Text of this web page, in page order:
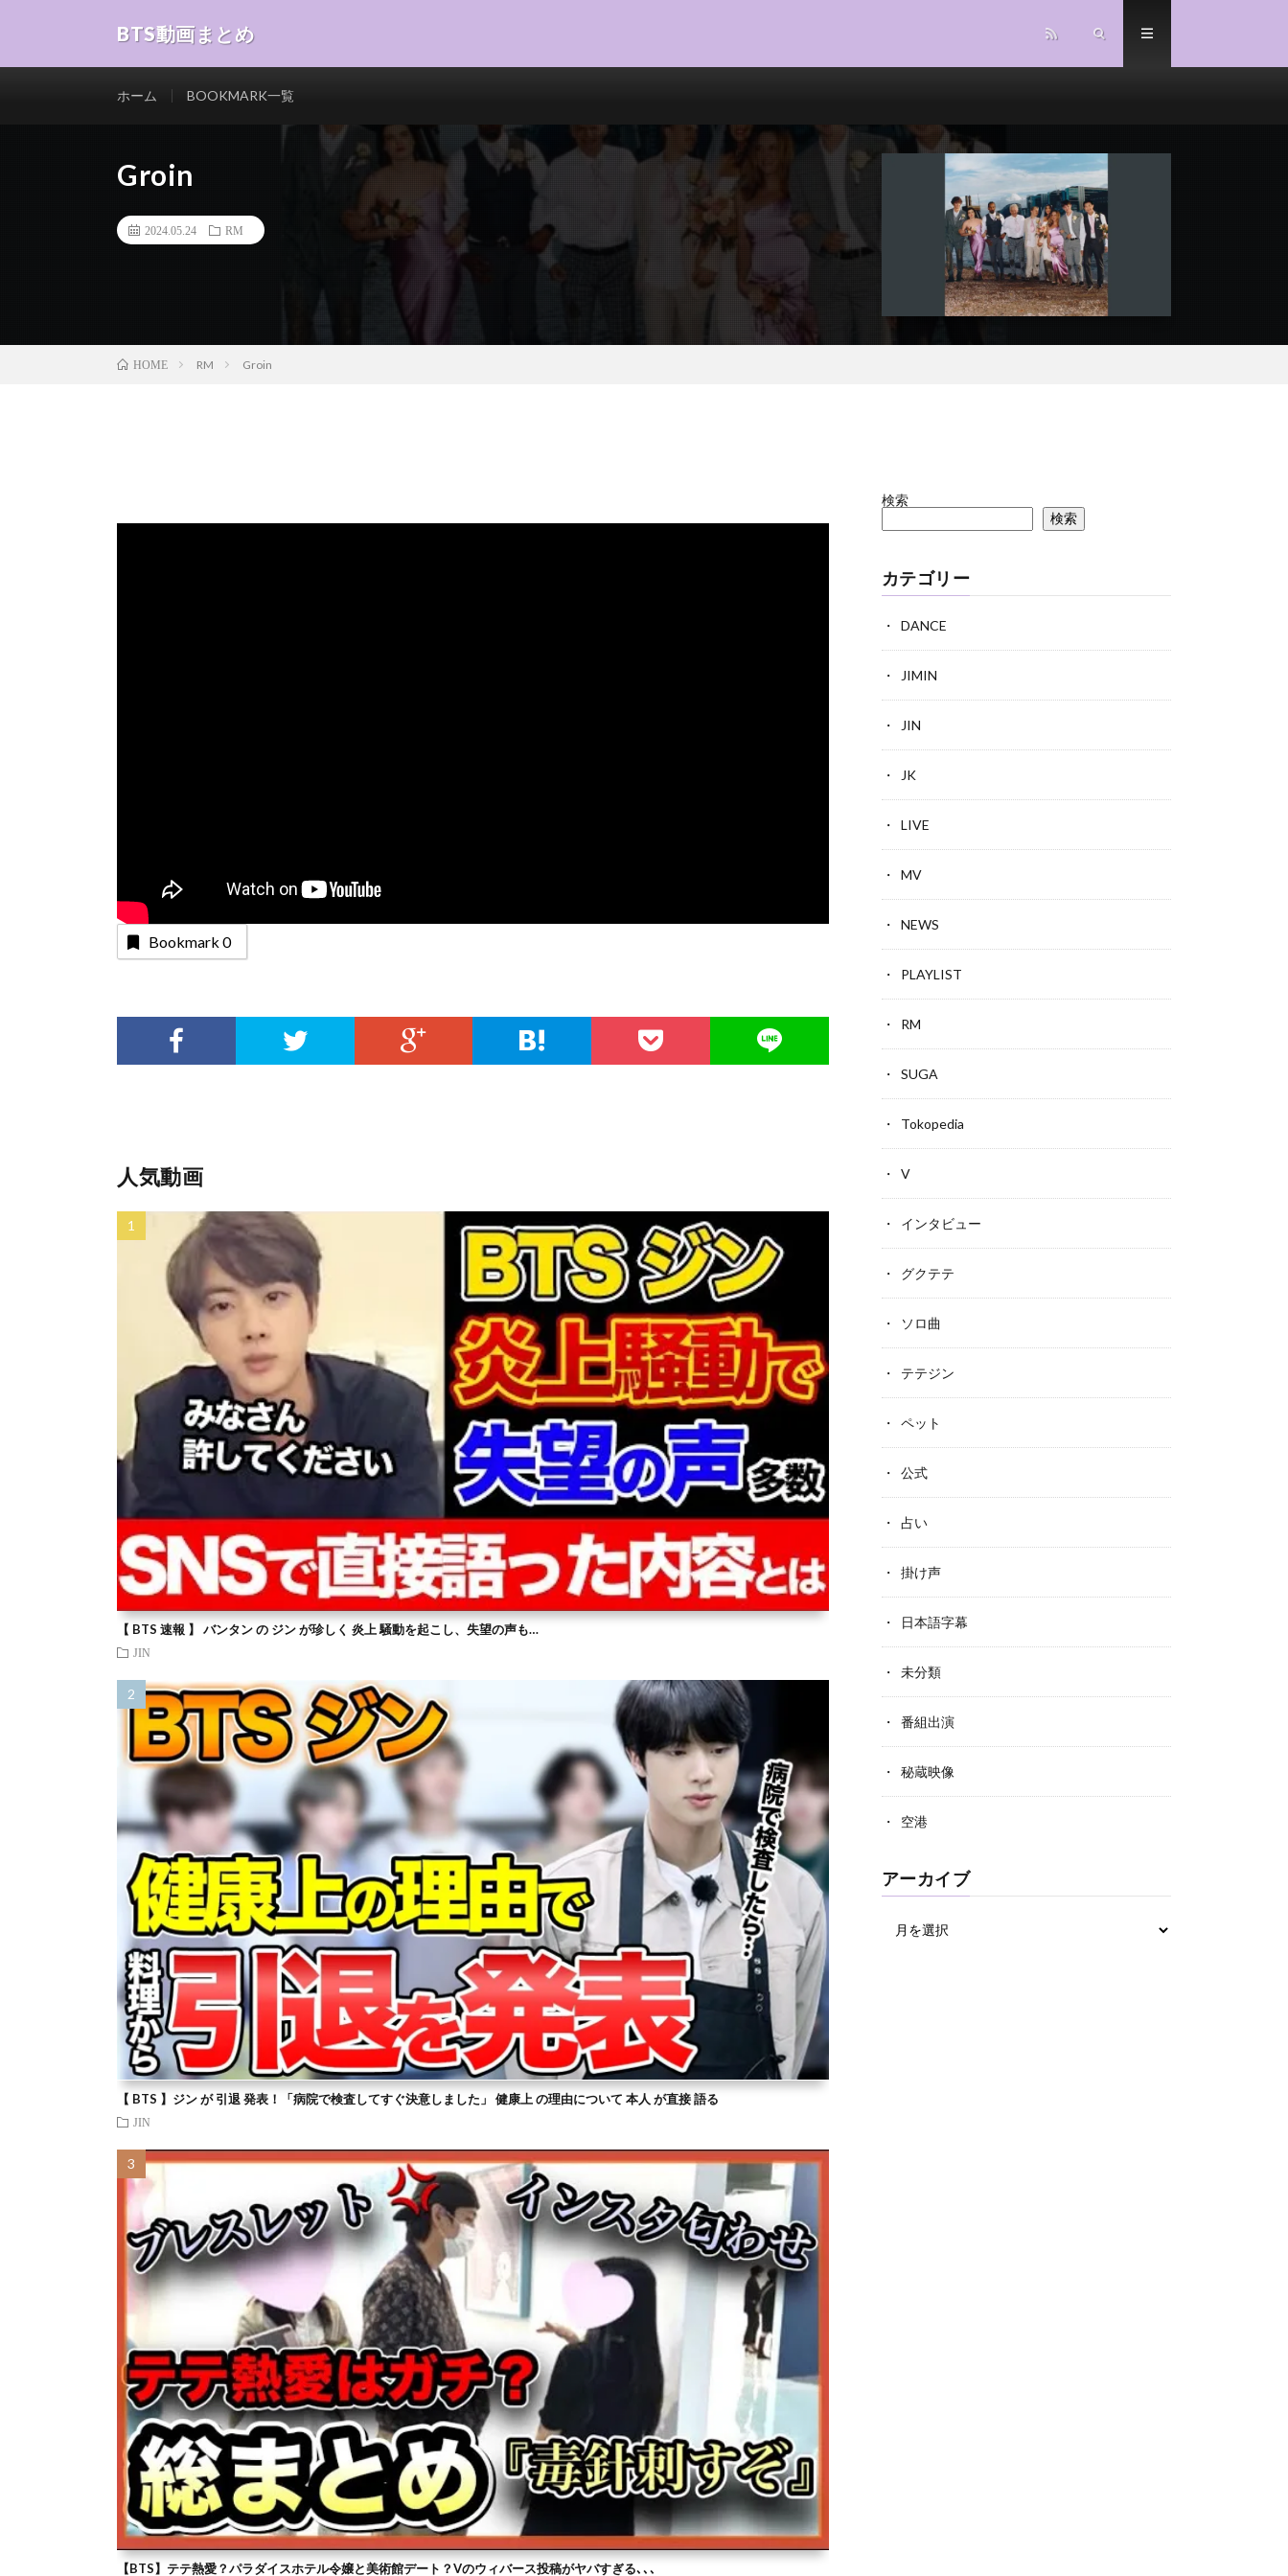
BTS動画まとめ
ホーム BOOKMARK一覧
Groin
2024.05.24 RM
HOME RM Groin
Bookmark 0
人気動画
【 BTS 速報 】 バンタン の ジン が珍しく 炎上 騒動を起こし、失望の声も…
JIN
【 BTS 】ジン が 引退 発表！「病院で検査してすぐ決意しました」 健康上 の理由について 本人 が直接 語る
JIN
【BTS】テテ熱愛？パラダイスホテル令嬢と美術館デート？Vのウィバース投稿がヤバすぎる､､､
検索
検索
カテゴリー
DANCE
JIMIN
JIN
JK
LIVE
MV
NEWS
PLAYLIST
RM
SUGA
Tokopedia
V
インタビュー
グクテテ
ソロ曲
テテジン
ペット
公式
占い
掛け声
日本語字幕
未分類
番組出演
秘蔵映像
空港
アーカイブ